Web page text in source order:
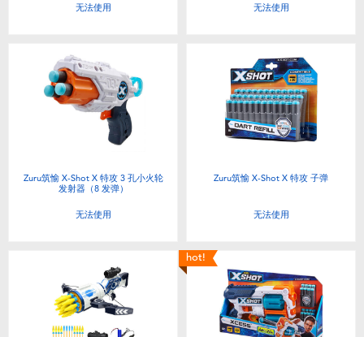
无法使用 无法使用
Zuru筑愉 X-Shot X 特攻 3 孔小火轮
发射器（8 发弹）
无法使用
Zuru筑愉 X-Shot X 特攻 子弹
无法使用
hot!